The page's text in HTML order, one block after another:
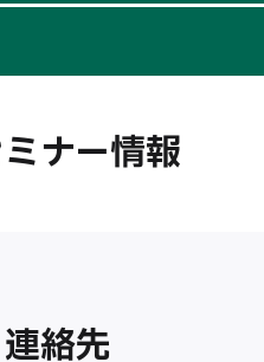
ナー情報
連絡先